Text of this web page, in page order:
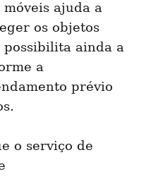
ajuda a
os objetos
ainda a
a
prévio
o serviço de